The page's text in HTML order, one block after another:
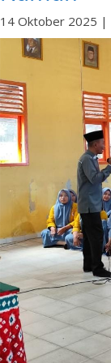
14 Oktober 2025 |